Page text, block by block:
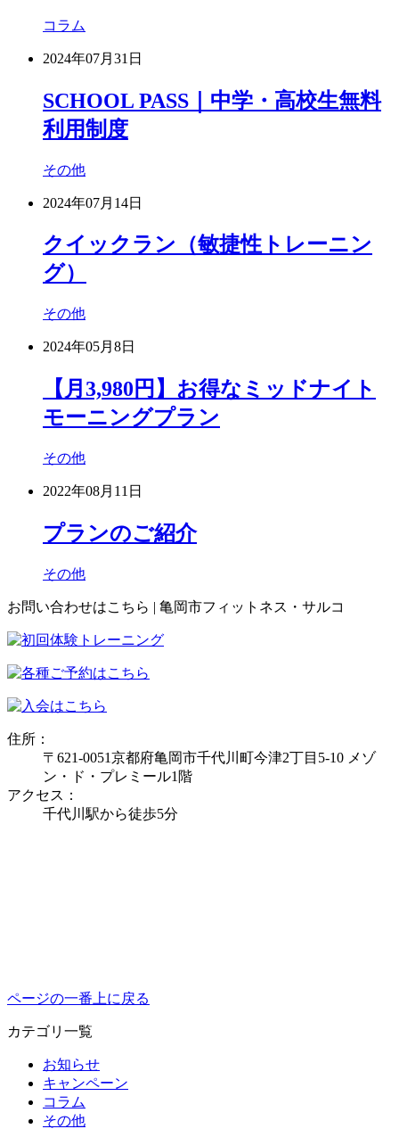
コラム
2024年07月31日
SCHOOL PASS｜中学・高校生無料
利用制度
その他
2024年07月14日
クイックラン（敏捷性トレーニン
グ）
その他
2024年05月8日
【月3,980円】お得なミッドナイト
モーニングプラン
その他
2022年08月11日
プランのご紹介
その他
お問い合わせはこちら | 亀岡市フィットネス・サルコ
住所：
〒621-0051京都府亀岡市千代川町今津2丁目5-10 メゾ
ン・ド・プレミール1階
アクセス：
千代川駅から徒歩5分
ページの一番上に戻る
カテゴリ一覧
お知らせ
キャンペーン
コラム
その他